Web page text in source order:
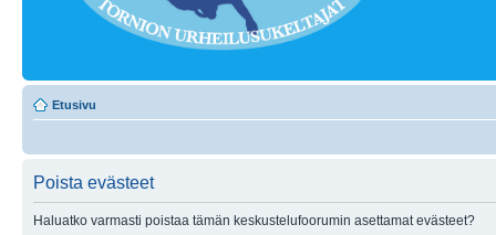
Etusivu
Poista evästeet
Haluatko varmasti poistaa tämän keskustelufoorumin asettamat evästeet?